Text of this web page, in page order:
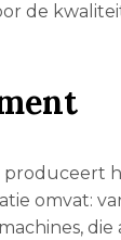
de
produceert
omvat: